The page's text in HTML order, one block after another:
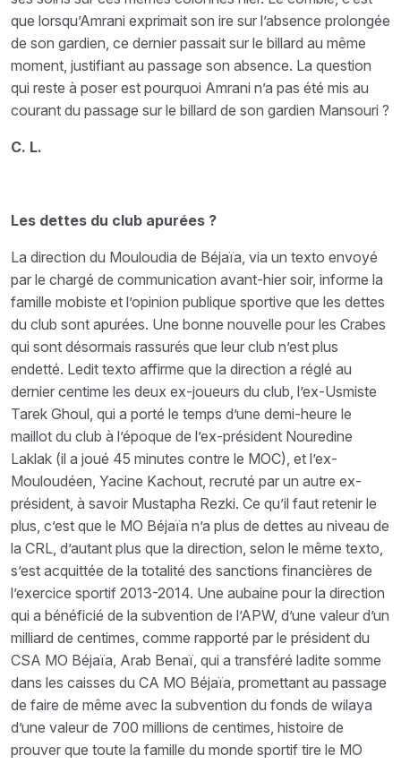
que lorsqu’Amrani exprimait son ire sur l’absence prolongée
de son gardien, ce dernier passait sur le billard au même
moment, justifiant au passage son absence. La question
qui reste à poser est pourquoi Amrani n’a pas été mis au
courant du passage sur le billard de son gardien Mansouri ?
C. L.
Les dettes du club apurées ?
La direction du Mouloudia de Béjaïa, via un texto envoyé
par le chargé de communication avant-hier soir, informe la
famille mobiste et l’opinion publique sportive que les dettes
du club sont apurées. Une bonne nouvelle pour les Crabes
qui sont désormais rassurés que leur club n’est plus
endetté. Ledit texto affirme que la direction a réglé au
dernier centime les deux ex-joueurs du club, l’ex-Usmiste
Tarek Ghoul, qui a porté le temps d’une demi-heure le
maillot du club à l’époque de l’ex-président Nouredine
Laklak (il a joué 45 minutes contre le MOC), et l’ex-
Mouloudéen, Yacine Kachout, recruté par un autre ex-
président, à savoir Mustapha Rezki. Ce qu’il faut retenir le
plus, c’est que le MO Béjaïa n’a plus de dettes au niveau de
la CRL, d’autant plus que la direction, selon le même texto,
s’est acquittée de la totalité des sanctions financières de
l’exercice sportif 2013-2014. Une aubaine pour la direction
qui a bénéficié de la subvention de l’APW, d’une valeur d’un
milliard de centimes, comme rapporté par le président du
CSA MO Béjaïa, Arab Benaï, qui a transféré ladite somme
dans les caisses du CA MO Béjaïa, promettant au passage
de faire de même avec la subvention du fonds de wilaya
d’une valeur de 700 millions de centimes, histoire de
prouver que toute la famille du monde sportif tire le MO